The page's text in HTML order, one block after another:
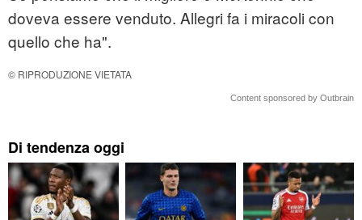
doveva essere venduto. Allegri fa i miracoli con
quello che ha".
© RIPRODUZIONE VIETATA
Content sponsored by Outbrain
Di tendenza oggi